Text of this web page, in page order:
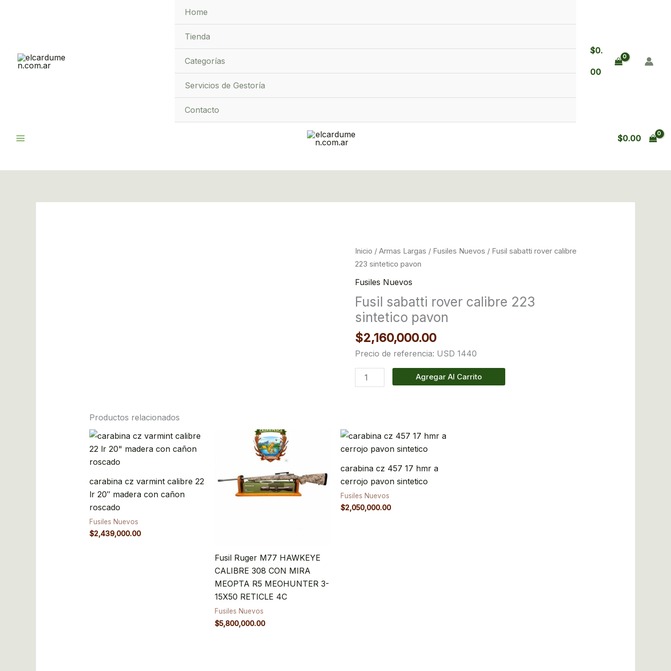
Home
Tienda
Categorías
Servicios de Gestoría
Contacto
$0.
00
$0.00
Inicio /Armas Largas / Fusiles Nuevos / Fusil sabatti rover calibre
223 sintetico pavon
Fusiles Nuevos
Fusil sabatti rover calibre 223
sintetico pavon
$2,160,000.00
Precio de referencia: USD 1440
Fusil
sabatti
rover
223
sintetico
cantidad
Agregar Al Carrito
Productos relacionados
carabina cz varmint calibre 22
lr 20″ madera con cañon
roscado
Fusiles Nuevos
$2,439,000.00
Fusil Ruger M77 HAWKEYE
CALIBRE 308 CON MIRA
MEOPTA R5 MEOHUNTER 3-
15X50 RETICLE 4C
Fusiles Nuevos
$5,800,000.00
carabina cz 457 17 hmr a
cerrojo pavon sintetico
Fusiles Nuevos
$2,050,000.00